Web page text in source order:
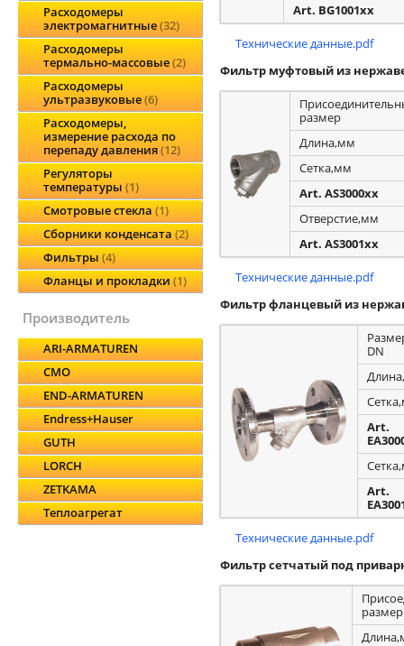
Расходомеры
электромагнитные 32
Расходомеры
термально-массовые 2
Расходомеры
ультразвуковые 6
Расходомеры,
измерение расхода по
перепаду давления 12
Регуляторы
температуры 1
Смотровые стекла 1
Сборники конденсата 2
Фильтры 4
Фланцы и прокладки 1
производитель
ARI-ARMATUREN
CMO
END-ARMATUREN
Endress+Hauser
GUTH
LORCH
ZETKAMA
Теплоагрегат
Art. BG1001xx
Технические данные.pdf
Фильтр муфтовый из
размер
Длина,мм
Сетка,мм
Art. AS3000xx
Отверстие,мм
Art. AS3001xx
Технические данные.pdf
Фильтр фланцевый из
DN
Art.
Art.
Технические данные.pdf
Фильтр сетчатый под
размер